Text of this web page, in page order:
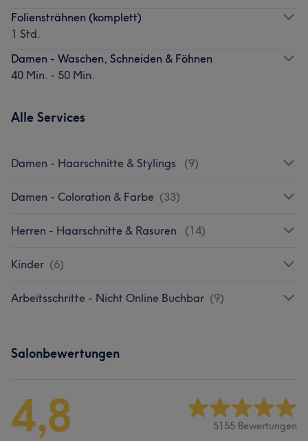
Foliensträhnen (komplett)
1 Std.
Damen - Waschen, Schneiden & Föhnen
40 Min. - 50 Min.
Alle Services
Damen - Haarschnitte & Stylings (9)
Damen - Coloration & Farbe (33)
Herren - Haarschnitte & Rasuren (14)
Kinder (6)
Arbeitsschritte - Nicht Online Buchbar (9)
Salonbewertungen
4,8 5155 Bewertungen